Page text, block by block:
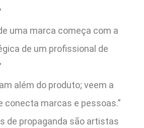
uma marca começa com a
de um profissional de
além do produto; veem a
conecta marcas e pessoas.”
de propaganda são artistas